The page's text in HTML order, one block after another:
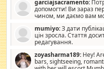
garciajsacramento:
допомогти! Ви зараз
чином, ми даємо вам
допомагати людям, які
заслуговує на другий шанс,
повинні приймати від інших.
витрат, а тільки узгоджених
коментуйте цей пост. Введіть
mumiyo:З дати
цін зросла. Стаття
редагування.
zoyasharma189: Hey!
bars, sightseeing,